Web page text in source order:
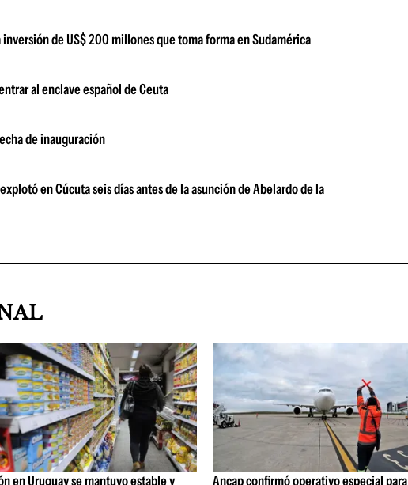
de US$ 200 millones que toma forma en Sudamérica
al enclave español de Ceuta
de inauguración
en Cúcuta seis días antes de la asunción de Abelardo de la
en Uruguay se mantuvo estable y Ancap confirmó operativo especial para